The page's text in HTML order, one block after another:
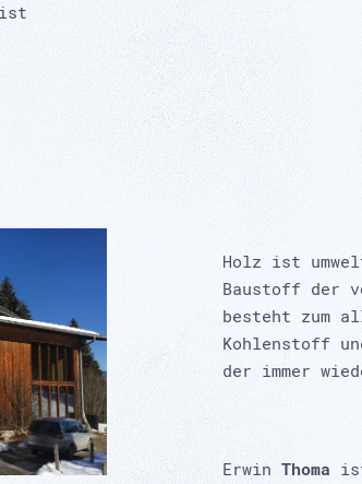
Holz ist
Baustoff der
besteht zum
Kohlenstoff
der immer
Erwin Thoma